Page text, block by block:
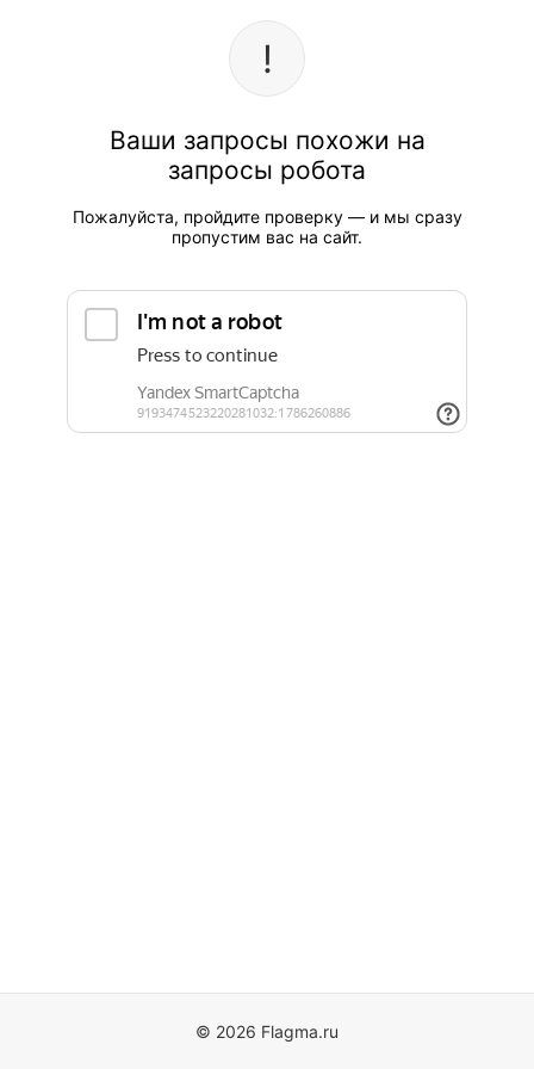
Ваши запросы похожи на
запросы робота
Пожалуйста, пройдите проверку — и мы сразу
пропустим вас на сайт.
© 2026 Flagma.ru